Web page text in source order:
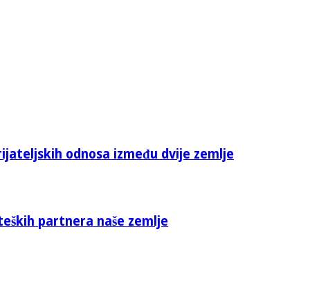
odnosa između dvije zemlje
partnera naše zemlje